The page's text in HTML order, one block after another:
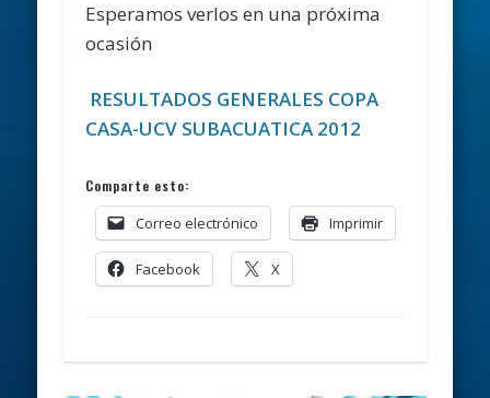
Esperamos verlos en una próxima
ocasión
RESULTADOS GENERALES COPA
CASA-UCV SUBACUATICA 2012
Comparte esto:
Correo electrónico Imprimir
Facebook X